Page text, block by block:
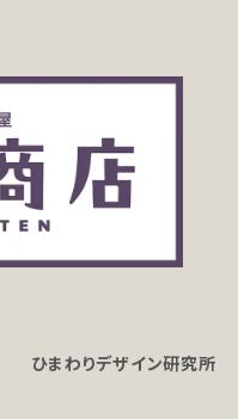
ひまわりデザイン研究所